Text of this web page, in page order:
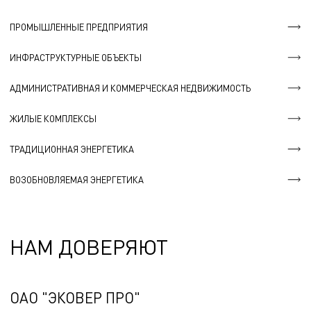
ПРОМЫШЛЕННЫЕ ПРЕДПРИЯТИЯ
ИНФРАСТРУКТУРНЫЕ ОБЪЕКТЫ
АДМИНИСТРАТИВНАЯ И КОММЕРЧЕСКАЯ НЕДВИЖИМОСТЬ
ЖИЛЫЕ КОМПЛЕКСЫ
ТРАДИЦИОННАЯ ЭНЕРГЕТИКА
ВОЗОБНОВЛЯЕМАЯ ЭНЕРГЕТИКА
НАМ ДОВЕРЯЮТ
ОАО "ЭКОВЕР ПРО"